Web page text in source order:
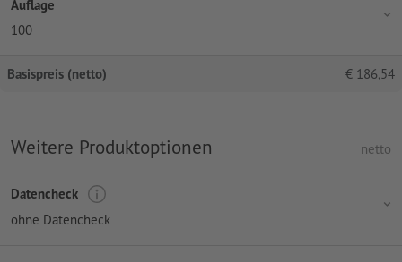
Auflage
100
Basispreis (netto) € 186,54
Weitere Produktoptionen netto
Datencheck
ohne Datencheck